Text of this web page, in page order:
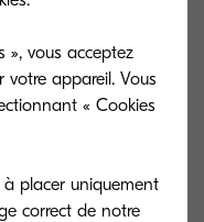
TK-5140M
accordance
», vous acceptez
votre appareil. Vous
« Cookies
placer uniquement
correct de notre